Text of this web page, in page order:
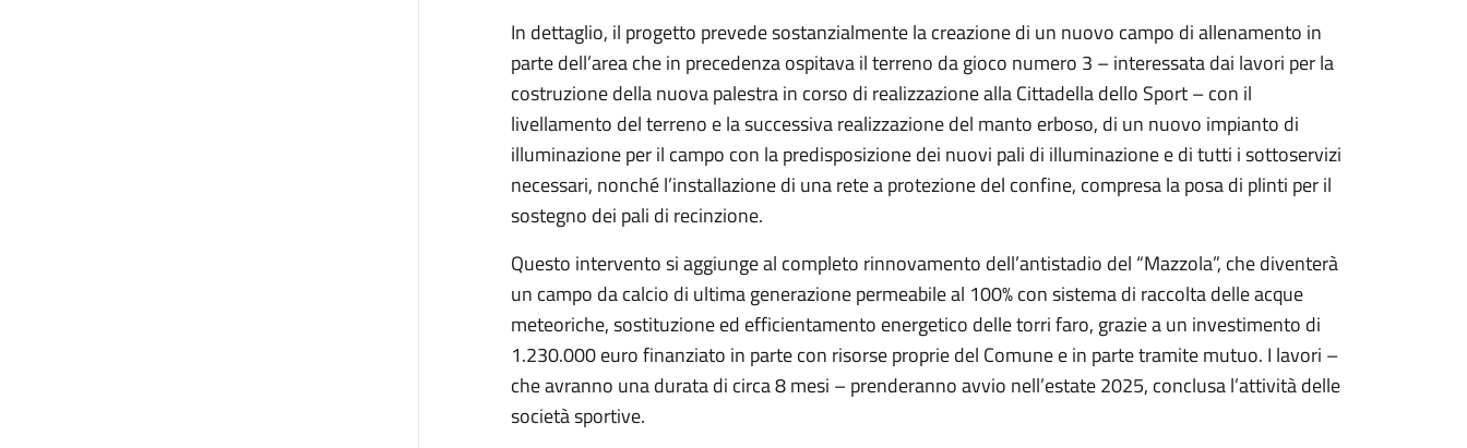
In dettaglio, il progetto prevede sostanzialmente la creazione di un nuovo campo di allenamento in
parte dell’area che in precedenza ospitava il terreno da gioco numero 3 – interessata dai lavori per la
costruzione della nuova palestra in corso di realizzazione alla Cittadella dello Sport – con il
livellamento del terreno e la successiva realizzazione del manto erboso, di un nuovo impianto di
illuminazione per il campo con la predisposizione dei nuovi pali di illuminazione e di tutti i sottoservizi
necessari, nonché l’installazione di una rete a protezione del confine, compresa la posa di plinti per il
sostegno dei pali di recinzione.
Questo intervento si aggiunge al completo rinnovamento dell’antistadio del “Mazzola”, che diventerà
un campo da calcio di ultima generazione permeabile al 100% con sistema di raccolta delle acque
meteoriche, sostituzione ed efficientamento energetico delle torri faro, grazie a un investimento di
1.230.000 euro finanziato in parte con risorse proprie del Comune e in parte tramite mutuo. I lavori –
che avranno una durata di circa 8 mesi – prenderanno avvio nell’estate 2025, conclusa l’attività delle
società sportive.